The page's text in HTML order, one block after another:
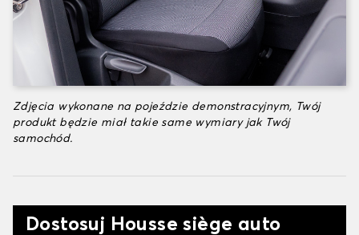
Zdjęcia wykonane na pojeździe demonstracyjnym, Twój
produkt będzie miał takie same wymiary jak Twój
samochód.
Dostosuj Housse siège auto